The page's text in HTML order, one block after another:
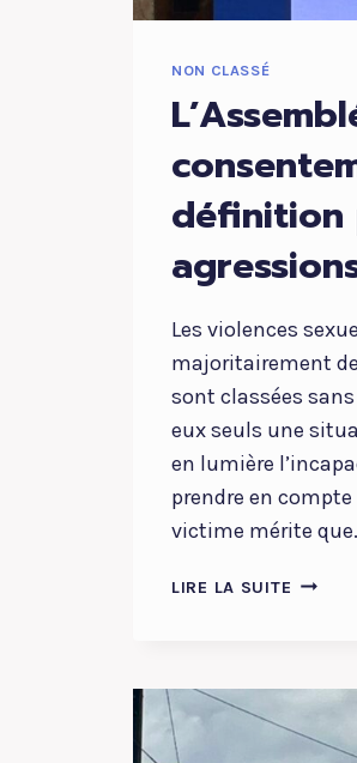
NON CLASSÉ
définition
Les violences
majoritairement
sont classées
eux seuls une
en lumière
prendre en
victime mérite
LIRE LA SUITE
CŒUR